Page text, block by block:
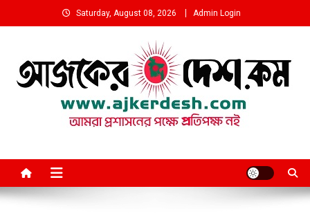
to
Saturday, August 08, 2026 Admin Login